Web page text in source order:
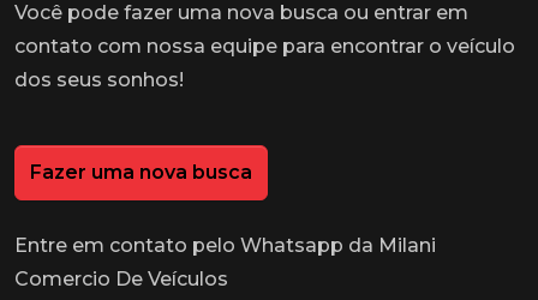
Você pode fazer uma nova busca ou entrar em
contato com nossa equipe para encontrar o veículo
dos seus sonhos!
Fazer uma nova busca
Entre em contato pelo Whatsapp da Milani
Comercio De Veículos